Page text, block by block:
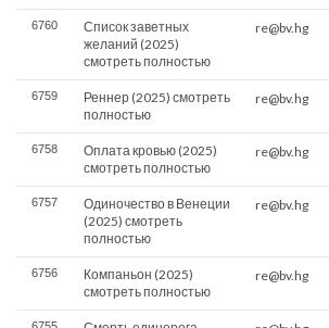
6760
Список заветных
желаний (2025)
смотреть полностью
re@bv.hg
6759
Реннер (2025) смотреть
полностью
re@bv.hg
6758
Оплата кровью (2025)
смотреть полностью
re@bv.hg
6757
Одиночество в Венеции
(2025) смотреть
полностью
re@bv.hg
6756
Компаньон (2025)
смотреть полностью
re@bv.hg